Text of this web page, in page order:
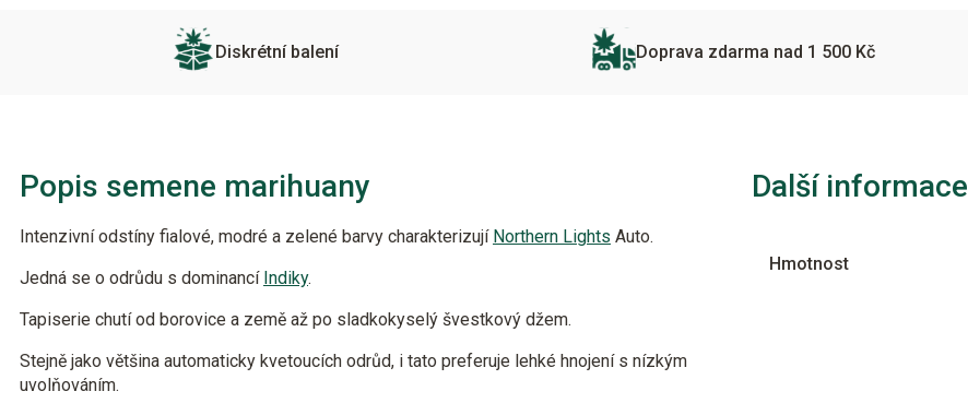
Diskrétní balení Doprava zdarma nad 1 500 Kč
Popis semene marihuany
Intenzivní odstíny fialové, modré a zelené barvy charakterizují Northern Lights Auto.
Jedná se o odrůdu s dominancí Indiky.
Tapiserie chutí od borovice a země až po sladkokyselý švestkový džem.
Stejně jako většina automaticky kvetoucích odrůd, i tato preferuje lehké hnojení s nízkým
uvolňováním.
Další informace
Hmotnost